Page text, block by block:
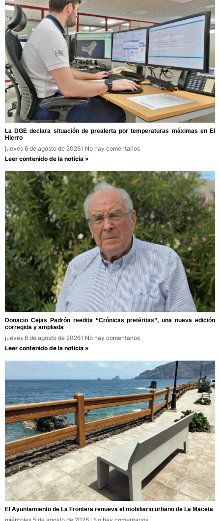
La DGE declara situación de prealerta por temperaturas máximas en El
Hierro
jueves 6 de agosto de 2026
No hay comentarios
Leer contenido de la noticia »
Donacio Cejas Padrón reedita “Crónicas pretéritas”, una nueva edición
corregida y ampliada
jueves 6 de agosto de 2026
No hay comentarios
Leer contenido de la noticia »
El Ayuntamiento de La Frontera renueva el mobiliario urbano de La Maceta